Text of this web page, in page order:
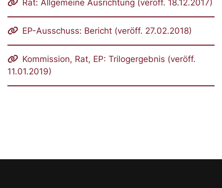
Rat: Allgemeine Ausrichtung (veröff. 18.12.2017)
EP-Ausschuss: Bericht (veröff. 27.02.2018)
Kommission, Rat, EP: Trilogergebnis (veröff.
11.01.2019)